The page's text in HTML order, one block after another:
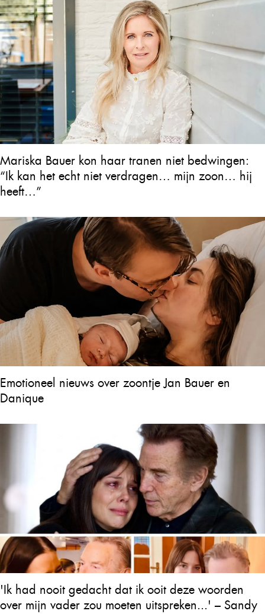
Mariska Bauer kon haar tranen niet bedwingen:
“Ik kan het echt niet verdragen… mijn zoon… hij
heeft…”
Emotioneel nieuws over zoontje Jan Bauer en
Danique
'Ik had nooit gedacht dat ik ooit deze woorden
over mijn vader zou moeten uitspreken...' – Sandy